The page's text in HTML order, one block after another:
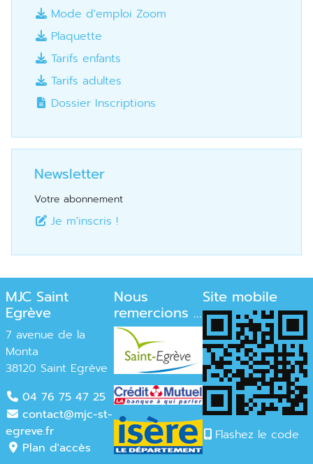
Mode d'emploi Zoom
Plaquette
Tarifs enfants
Tarifs adultes
Dossier Inscriptions
Newsletter
Votre abonnement
Je m'inscris !
MJC Saint
Egrève
7 avenue de la
Monta
38120 Saint Egrève
04 76 75 47 25
contact@mjc-st-
egreve.fr
Plan d'accès
Nous
remercions ...
Site mobile
Flashez le code